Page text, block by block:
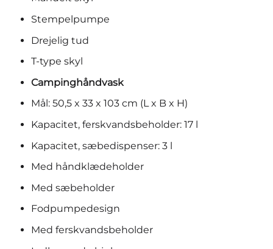
Stempelpumpe
Drejelig tud
T-type skyl
Campinghåndvask
Mål: 50,5 x 33 x 103 cm (L x B x H)
Kapacitet, ferskvandsbeholder: 17 l
Kapacitet, sæbedispenser: 3 l
Med håndklædeholder
Med sæbeholder
Fodpumpedesign
Med ferskvandsbeholder